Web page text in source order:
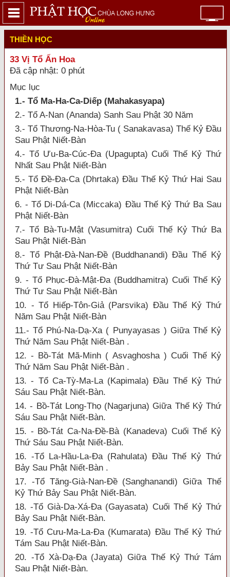
THIỀN HỌC
33 Vị Tổ Ấn Hoa
Đã cập nhật: 0 phút
Mục lục
1.- Tổ Ma-Ha-Ca-Diếp (Mahakasyapa)
2.- Tổ A-Nan (Ananda) Sanh Sau Phật 30 Năm
3.- Tổ Thương-Na-Hòa-Tu ( Sanakavasa) Thế Kỷ Đầu
Sau Phật Niết-Bàn
4.- Tổ Ưu-Ba-Cúc-Đa (Upagupta) Cuối Thế Kỷ Thứ
Nhất Sau Phật Niết-Bàn
5.- Tổ Đề-Đa-Ca (Dhrtaka) Đầu Thế Kỷ Thứ Hai Sau
Phật Niết-Bàn
6. - Tổ Di-Dá-Ca (Miccaka) Đầu Thế Kỷ Thứ Ba Sau
Phật Niết-Bàn
7.- Tổ Bà-Tu-Mật (Vasumitra) Cuối Thế Kỷ Thứ Ba
Sau Phật Niết-Bàn
8.- Tổ Phật-Đà-Nan-Đề (Buddhanandi) Đầu Thế Kỷ
Thứ Tư Sau Phật Niết-Bàn
9. - Tổ Phục-Đà-Mật-Đa (Buddhamitra) Cuối Thế Kỷ
Thứ Tư Sau Phật Niết-Bàn
10. - Tổ Hiếp-Tôn-Giả (Parsvika) Đầu Thế Kỷ Thứ
Năm Sau Phật Niết-Bàn
11.- Tổ Phú-Na-Dạ-Xa ( Punyayasas ) Giữa Thế Kỷ
Thứ Năm Sau Phật Niết-Bàn .
12. - Bồ-Tát Mã-Minh ( Asvaghosha ) Cuối Thế Kỷ
Thứ Năm Sau Phật Niết-Bàn .
13. - Tổ Ca-Tỳ-Ma-La (Kapimala) Đầu Thế Kỷ Thứ
Sáu Sau Phật Niết-Bàn.
14. - Bồ-Tát Long-Thọ (Nagarjuna) Giữa Thế Kỷ Thứ
Sáu Sau Phật Niết-Bàn.
15. - Bồ-Tát Ca-Na-Đề-Bà (Kanadeva) Cuối Thế Kỷ
Thứ Sáu Sau Phật Niết-Bàn.
16. -Tổ La-Hầu-La-Đa (Rahulata) Đầu Thế Kỷ Thứ
Bảy Sau Phật Niết-Bàn .
17. -Tổ Tăng-Già-Nan-Đề (Sanghanandi) Giữa Thế
Kỷ Thứ Bảy Sau Phật Niết-Bàn.
18. -Tổ Già-Da-Xá-Đa (Gayasata) Cuối Thế Kỷ Thứ
Bảy Sau Phật Niết-Bàn.
19. -Tổ Cưu-Ma-La-Đa (Kumarata) Đầu Thế Kỷ Thứ
Tám Sau Phật Niết-Bàn.
20. -Tổ Xà-Dạ-Đa (Jayata) Giữa Thế Kỷ Thứ Tám
Sau Phật Niết-Bàn.